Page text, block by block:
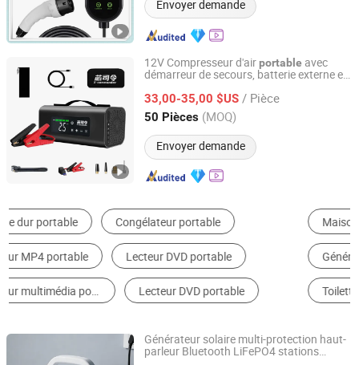
Envoyer demande
12V Compresseur d'airportable avec
démarreur de secours, batterie externe et
33,00-35,00 $US / Pièce
50 Pièces (MOQ)
Envoyer demande
Ningbo Lanhai Technology Co., Ltd
Zhejiang, China Depuis 2020
Maison Conteneur Diesel Alternateur
Génératrice à Essence Compresseur à Vis
Toilette Portable Pompe à Eau
Générateur solaire multi-protection haut-
parleur Bluetooth LiFePO4 stations
Ningbo GLGW New Energy Co., Ltd